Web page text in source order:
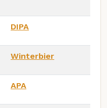
DIPA
Winterbier
APA